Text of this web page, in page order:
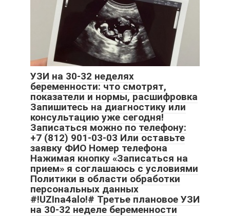
УЗИ на 30-32 неделях
беременности: что смотрят,
показатели и нормы, расшифровка
Запишитесь на диагностику или
консультацию уже сегодня!
Записаться можно по телефону:
+7 (812) 901-03-03 Или оставьте
заявку ФИО Номер телефона
Нажимая кнопку «Записаться на
прием» я соглашаюсь с условиями
Политики в области обработки
персональных данных
#!UZIna4alo!# Третье плановое УЗИ
на 30-32 неделе беременности